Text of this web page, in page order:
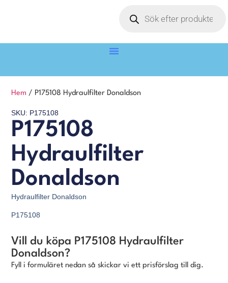
Hem / P175108 Hydraulfilter Donaldson
SKU: P175108
P175108
Hydraulfilter
Donaldson
Hydraulfilter Donaldson
P175108
Vill du köpa P175108 Hydraulfilter
Donaldson?
Fyll i formuläret nedan så skickar vi ett prisförslag till dig.